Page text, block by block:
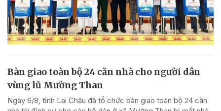
Bàn giao toàn bộ 24 căn nhà cho người dân
vùng lũ Mường Than
Ngày 6/8, tỉnh Lai Châu đã tổ chức bàn giao toàn bộ 24 căn